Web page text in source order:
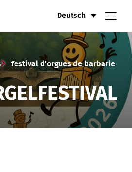
Deutsch
festival d’orgues de barbarie